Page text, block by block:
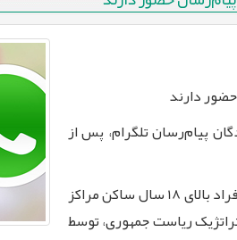
دارند
می‌دهد 79 درصد از استفاده‌کنندگان پیام‌رسان تلگرام، پس از
به گزارش روابط عمومی ایسپا به نقل از ایسنا، طبق اعلام، این نظرسنجی در گستره ملی و در بین افراد بالای 18 سال ساکن مراکز
مرکز بررسی‌­های استراتژیک ریاست جمهوری، توسط